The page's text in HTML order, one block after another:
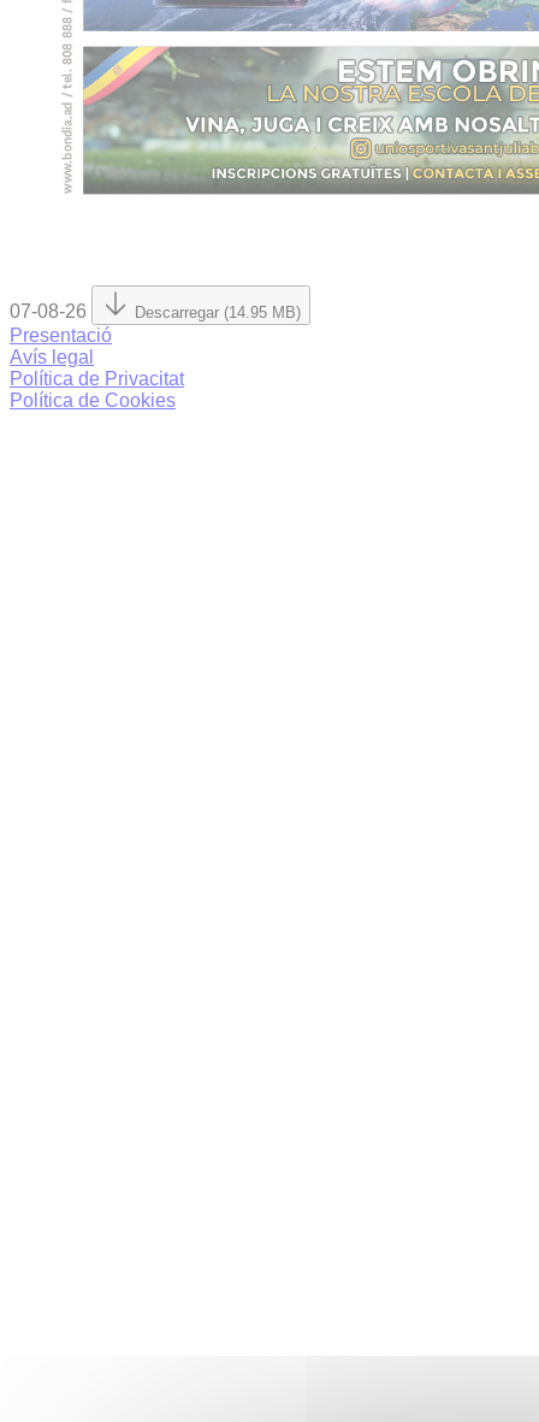
07-08-26 Descarregar (14.95 MB)
Presentació
Avís legal
Política de Privacitat
Política de Cookies